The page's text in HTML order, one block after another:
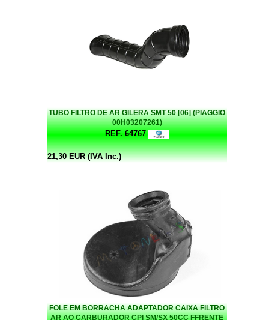
TUBO FILTRO DE AR GILERA SMT 50 [06] (PIAGGIO
00H03207261)
REF. 64767
21,30 EUR (IVA Inc.)
FOLE EM BORRACHA ADAPTADOR CAIXA FILTRO
AR AO CARBURADOR CPI SM/SX 50CC FFRENTE